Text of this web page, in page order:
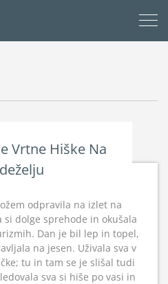
Vrtne Hiške Na
odpravila na izlet na
si dolge sprehode in okušala
Dan je bil lep in topel,
na jesen. Uživala sva v
tu in tam se je slišal tudi
sva si hiše po vasi in